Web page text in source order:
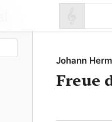
Johann
Freue